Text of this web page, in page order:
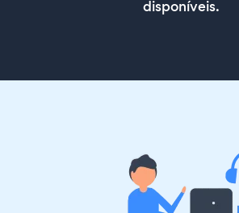
disponíveis.